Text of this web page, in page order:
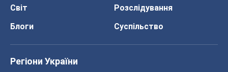
Світ
Розслідування
Блоги
Суспільство
Регіони України